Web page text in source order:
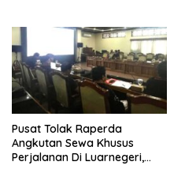
Pusat Tolak Raperda
Angkutan Sewa Khusus
Perjalanan Di Luarnegeri,